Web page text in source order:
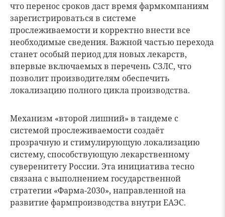
что перенос сроков даст время фармкомпаниям
зарегистрироваться в системе
прослеживаемости и корректно внести все
необходимые сведения. Важной частью перехода
станет особый период для новых лекарств,
впервые включаемых в перечень СЗЛС, что
позволит производителям обеспечить
локализацию полного цикла производства.
Механизм «второй лишний» в тандеме с
системой прослеживаемости создаёт
прозрачную и стимулирующую локализацию
систему, способствующую лекарственному
суверенитету России. Эта инициатива тесно
связана с выполнением государственной
стратегии «Фарма-2030», направленной на
развитие фармпроизводства внутри ЕАЭС.